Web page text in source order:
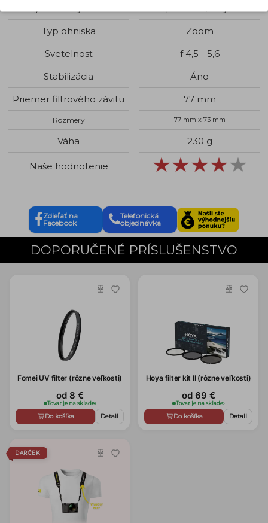
Typ ohniska
Zoom
Svetelnosť
f 4,5 - 5,6
Stabilizácia
Áno
Priemer filtrového závitu
77 mm
Rozmery 77 mm x 73 mm
Váha 230 g
Naše hodnotenie
Zdieľať na
Facebook
Telefonická
objednávka
DOPORUČENÉ PRÍSLUŠENSTVO
Fomei UV filter (rôzne veľkosti)
od 8 €
Tovar je na sklade›
Do košíka Detail
Hoya filter kit II (rôzne veľkosti)
od 69 €
Tovar je na sklade›
Do košíka Detail
DARČEK